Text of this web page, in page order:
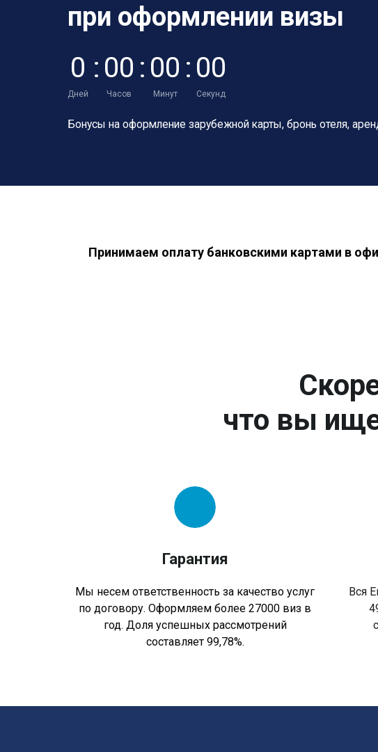
при оформлении визы
0
Дней
: 00
Часов
: 00
Минут
: 00
Секунд
Бонусы на оформление зарубежной карты, бронь отеля,
Принимаем оплату банковскими картами в
что вы
Гарантия
Мы несем ответственность за качество услуг
по договору. Оформляем более 27000 виз в
год. Доля успешных рассмотрений
составляет 99,78%.
Вся